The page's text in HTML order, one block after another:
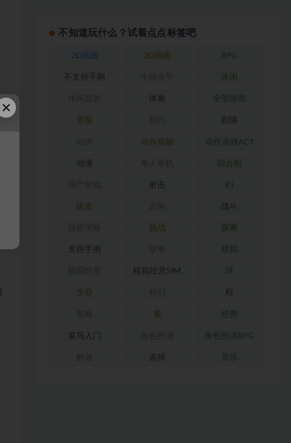
不知道玩什么？试着点点标签吧
2D画面 3D画面 RPG
不支持手柄 休闲
体验 全部游戏
冒险 剧情
动作冒险 动作游戏ACT
动漫 回合制
射击 幻
建造 战斗
挑战 探索
支持手柄 模拟
模拟经营SIM 球
生存 程
索 经营
菜鸟入门 角色扮演RPG
选择 音乐
×